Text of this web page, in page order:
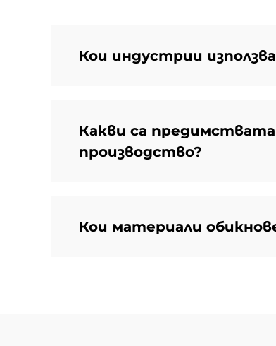
Кои индустрии
Какви са
производство?
Кои материали